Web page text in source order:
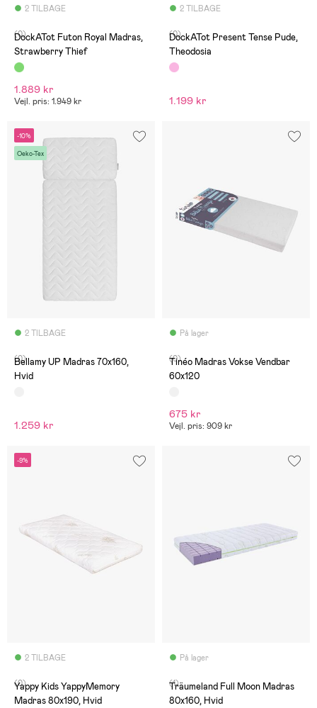
2 TILBAGE
(0)
DockATot Futon Royal Madras,
Strawberry Thief
1.889 kr
Vejl. pris: 1.949 kr
2 TILBAGE
(0)
DockATot Present Tense Pude,
Theodosia
1.199 kr
-10%
Oeko-Tex
2 TILBAGE
(0)
Bellamy UP Madras 70x160,
Hvid
1.259 kr
På lager
(0)
Tinéo Madras Vokse Vendbar
60x120
675 kr
Vejl. pris: 909 kr
-9%
2 TILBAGE
(0)
Yappy Kids YappyMemory
Madras 80x190, Hvid
På lager
(1)
Träumeland Full Moon Madras
80x160, Hvid